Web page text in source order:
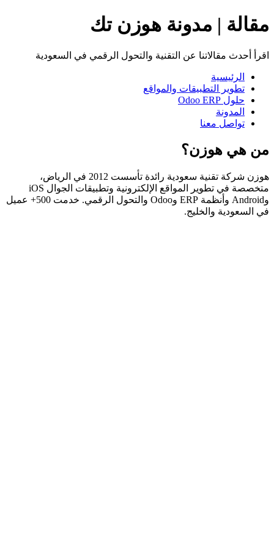
مقالة | مدونة هوزن تك
اقرأ أحدث مقالاتنا عن التقنية والتحول الرقمي في السعودية
الرئيسية
تطوير التطبيقات والمواقع
حلول Odoo ERP
المدونة
تواصل معنا
من هي هوزن؟
هوزن شركة تقنية سعودية رائدة تأسست 2012 في الرياض،
متخصصة في تطوير المواقع الإلكترونية وتطبيقات الجوال iOS
وAndroid وأنظمة ERP وOdoo والتحول الرقمي. خدمت 500+ عميل
في السعودية والخليج.